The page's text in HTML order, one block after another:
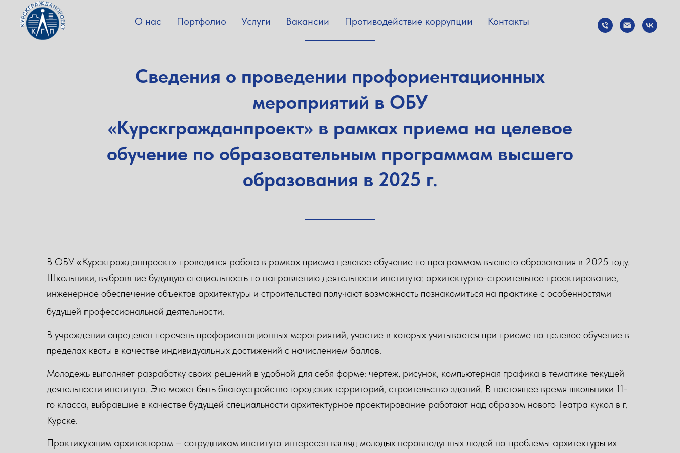
О нас Портфолио Услуги Вакансии Противодействие коррупции Контакты
Сведения о проведении профориентационных
мероприятий в ОБУ
«Курскгражданпроект» в рамках приема на целевое
обучение по образовательным программам высшего
образования в 2025 г.
В ОБУ «Курскгражданпроект» проводится работа в рамках приема целевое обучение по программам высшего образования в 2025 году.
Школьники, выбравшие будущую специальность по направлению деятельности института: архитектурно-строительное проектирование,
инженерное обеспечение объектов архитектуры и строительства получают возможность познакомиться на практике с особенностями
будущей профессиональной деятельности.
В учреждении определен перечень профориентационных мероприятий, участие в которых учитывается при приеме на целевое обучение в
пределах квоты в качестве индивидуальных достижений с начислением баллов.
Молодежь выполняет разработку своих решений в удобной для себя форме: чертеж, рисунок, компьютерная графика в тематике текущей
деятельности института. Это может быть благоустройство городских территорий, строительство зданий. В настоящее время школьники 11-
го класса, выбравшие в качестве будущей специальности архитектурное проектирование работают над образом нового Театра кукол в г.
Курске.
Практикующим архитекторам – сотрудникам института интересен взгляд молодых неравнодушных людей на проблемы архитектуры их